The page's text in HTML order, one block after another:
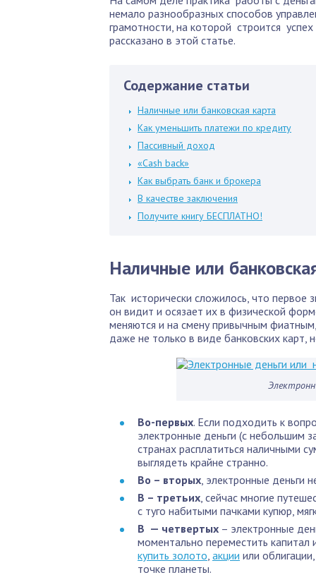
немало разнообразных способов
грамотности, на которой строится
рассказано в этой статье.
Содержание статьи
Наличные или банковская карта
Как уменьшить платежи по кредиту
Пассивный доход
«Cash back»
Как выбрать банк и брокера
В качестве заключения
Получите книгу БЕСПЛАТНО!
Наличные или
Так исторически сложилось, что первое
он видит и осязает их в физической
меняются и на смену привычным
даже не только в виде банковских карт,
Во-первых. Если подходить к
электронные деньги (с небольшим
странах расплатиться наличными
выглядеть крайне странно.
Во – вторых, электронные деньги
В – третьих, сейчас многие
с туго набитыми пачками купюр,
В — четвертых – электронные
моментально переместить
купить золото, акции или
точке планеты.